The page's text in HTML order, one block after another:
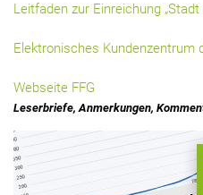
Leitfaden zur Einreichung
Elektronisches Kundenzentrum
Webseite FFG
Leserbriefe, Anmerkungen,